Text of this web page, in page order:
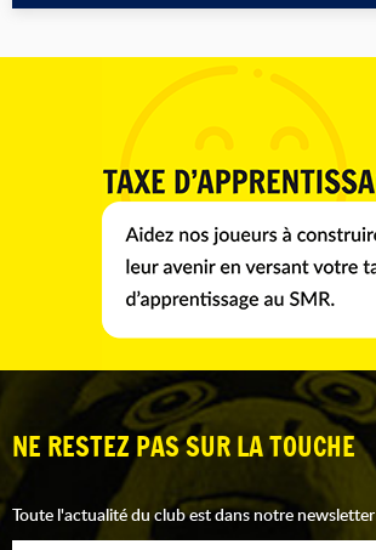
NE RESTEZ PAS SUR LA TOUCHE
Toute l'actualité du club est dans notre newsletter